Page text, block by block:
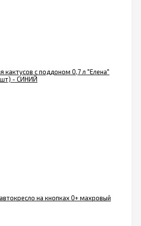
кактусов с поддоном 0,7 л "Елена"
- СИНИЙ
на кнопках 0+ махровый